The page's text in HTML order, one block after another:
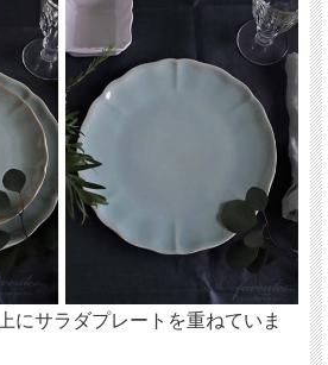
にサラダプレートを重ねていま